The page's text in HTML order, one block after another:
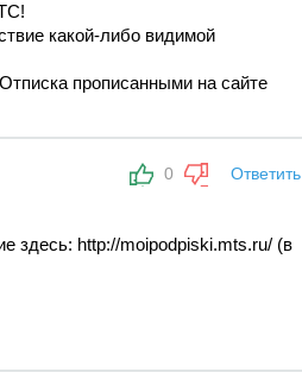
какой-либо видимой
прописанными на сайте
0 Ответить
здесь: http://moipodpiski.mts.ru/ (в